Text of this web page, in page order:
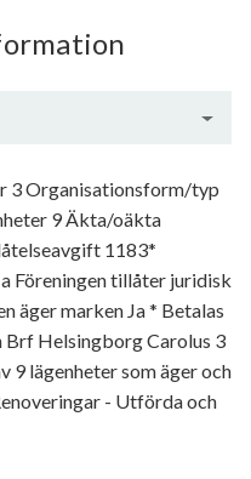
3 Organisationsform/typ
9 Äkta/oäkta
1183*
Föreningen tillåter juridisk
äger marken Ja * Betalas
Brf Helsingborg Carolus 3
9 lägenheter som äger och
- Utförda och